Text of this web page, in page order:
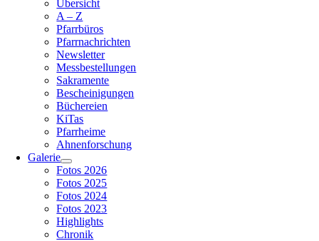
Übersicht
A – Z
Pfarrbüros
Pfarrnachrichten
Newsletter
Messbestellungen
Sakramente
Bescheinigungen
Büchereien
KiTas
Pfarrheime
Ahnenforschung
Galerie
Fotos 2026
Fotos 2025
Fotos 2024
Fotos 2023
Highlights
Chronik